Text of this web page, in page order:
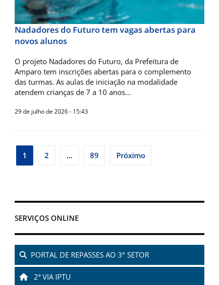
SERVIÇOS ONLINE
PORTAL DE REPASSES AO 3º SETOR
2ª VIA IPTU
Nadadores do Futuro tem vagas abertas para
novos alunos
O projeto Nadadores do Futuro, da Prefeitura de
Amparo tem inscrições abertas para o complemento
das turmas. As aulas de iniciação na modalidade
atendem crianças de 7 a 10 anos…
29 de julho de 2026 - 15:43
Navegação
1 2 … 89 Próximo